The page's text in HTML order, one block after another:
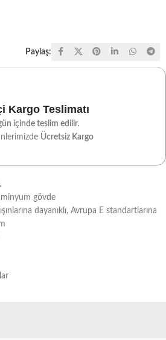
Paylaş:
Kargo Teslimatı
içinde teslim edilir.
Ücretsiz Kargo
gövde
dayanıklı, Avrupa E standartlarına